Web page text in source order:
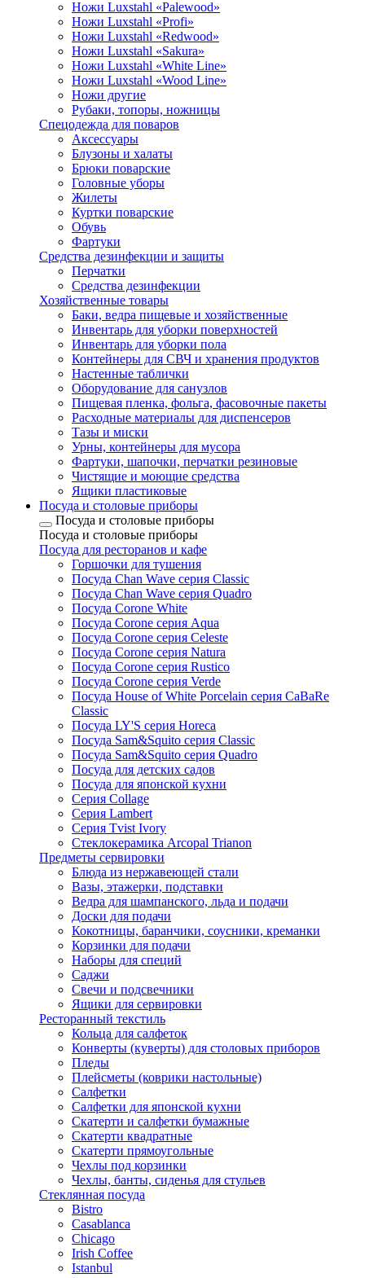
Ножи Luxstahl «Palewood»
Ножи Luxstahl «Profi»
Ножи Luxstahl «Redwood»
Ножи Luxstahl «Sakura»
Ножи Luxstahl «White Line»
Ножи Luxstahl «Wood Line»
Ножи другие
Рубаки, топоры, ножницы
Спецодежда для поваров
Аксессуары
Блузоны и халаты
Брюки поварские
Головные уборы
Жилеты
Куртки поварские
Обувь
Фартуки
Средства дезинфекции и защиты
Перчатки
Средства дезинфекции
Хозяйственные товары
Баки, ведра пищевые и хозяйственные
Инвентарь для уборки поверхностей
Инвентарь для уборки пола
Контейнеры для СВЧ и хранения продуктов
Настенные таблички
Оборудование для санузлов
Пищевая пленка, фольга, фасовочные пакеты
Расходные материалы для диспенсеров
Тазы и миски
Урны, контейнеры для мусора
Фартуки, шапочки, перчатки резиновые
Чистящие и моющие средства
Ящики пластиковые
Посуда и столовые приборы
Посуда и столовые приборы
Посуда и столовые приборы
Посуда для ресторанов и кафе
Горшочки для тушения
Посуда Chan Wave серия Classic
Посуда Chan Wave серия Quadro
Посуда Corone White
Посуда Corone серия Aqua
Посуда Corone серия Celeste
Посуда Corone серия Natura
Посуда Corone серия Rustico
Посуда Corone серия Verde
Посуда House of White Porcelain серия CaBaRe
Classic
Посуда LY'S серия Horeca
Посуда Sam&Squito серия Classic
Посуда Sam&Squito серия Quadro
Посуда для детских садов
Посуда для японской кухни
Серия Collage
Серия Lambert
Серия Tvist Ivory
Стеклокерамика Arcopal Trianon
Предметы сервировки
Блюда из нержавеющей стали
Вазы, этажерки, подставки
Ведра для шампанского, льда и подачи
Доски для подачи
Кокотницы, баранчики, соусники, креманки
Корзинки для подачи
Наборы для специй
Саджи
Свечи и подсвечники
Ящики для сервировки
Ресторанный текстиль
Кольца для салфеток
Конверты (куверты) для столовых приборов
Пледы
Плейсметы (коврики настольные)
Салфетки
Салфетки для японской кухни
Скатерти и салфетки бумажные
Скатерти квадратные
Скатерти прямоугольные
Чехлы под корзинки
Чехлы, банты, сиденья для стульев
Стеклянная посуда
Bistro
Casablanca
Chicago
Irish Coffee
Istanbul